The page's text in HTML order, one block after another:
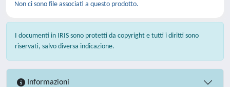
Non ci sono file associati a questo prodotto.
I documenti in IRIS sono protetti da copyright e tutti i diritti sono
riservati, salvo diversa indicazione.
Informazioni